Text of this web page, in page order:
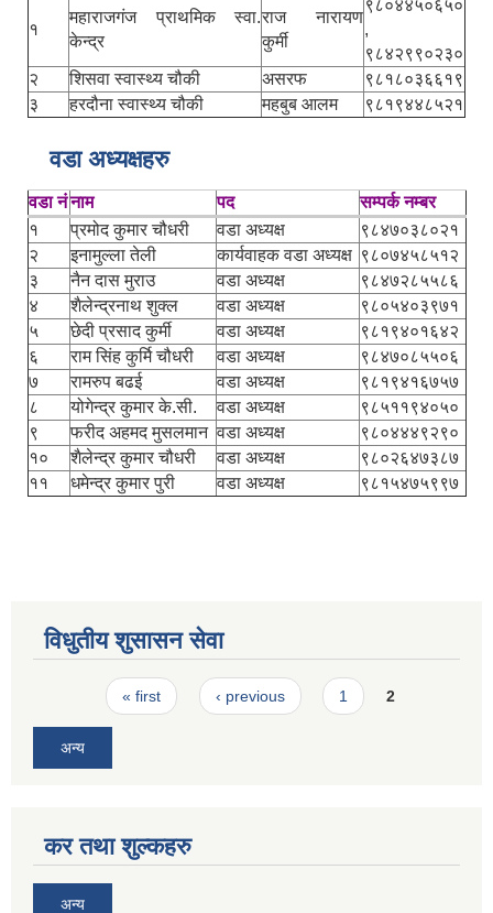
१
महाराजगंज प्राथमिक स्वा.
केन्द्र
राज नारायण
कुर्मी
९८०४४५०६५०
,
९८४२९९०२३०
२
शिसवा स्वास्थ्य चौकी असरफ
९८१८०३६६१९
३
हरदौना स्वास्थ्य चौकी महबुब आलम ९८१९४४८५२१
वडा अध्यक्षहरु
वडा नंनाम पद
सम्पर्क नम्बर
१
प्रमोद कुमार चौधरी वडा अध्यक्ष
९८४७०३८०२१
२
इनामुल्ला तेली कार्यवाहक वडा अध्यक्ष ९८०७४५८५१२
३
नैन दास मुराउ वडा अध्यक्ष
९८४७२८५५८६
४
शैलेन्द्रनाथ शुक्ल वडा अध्यक्ष
९८०५४०३९७१
५
छेदी प्रसाद कुर्मी वडा अध्यक्ष
९८१९४०१६४२
६
राम सिंह कुर्मि चौधरी वडा अध्यक्ष
९८४७०८५५०६
७
रामरुप बढई वडा अध्यक्ष
९८१९४१६७५७
८
योगेन्द्र कुमार के.सी. वडा अध्यक्ष
९८५११९४०५०
९
फरीद अहमद मुसलमान वडा अध्यक्ष
९८०४४४९२९०
१०
शैलेन्द्र कुमार चौधरी वडा अध्यक्ष
९८०२६४७३८७
११
धमेन्द्र कुमार पुरी वडा अध्यक्ष ९८१५४७५९९७
विधुतीय शुसासन सेवा
Pages« first ‹ previous 1 2
अन्य
कर तथा शुल्कहरु
अन्य